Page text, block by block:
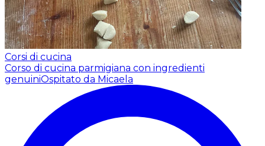
Corsi di cucina
Corso di cucina parmigiana con ingredienti
genuiniOspitato da Micaela